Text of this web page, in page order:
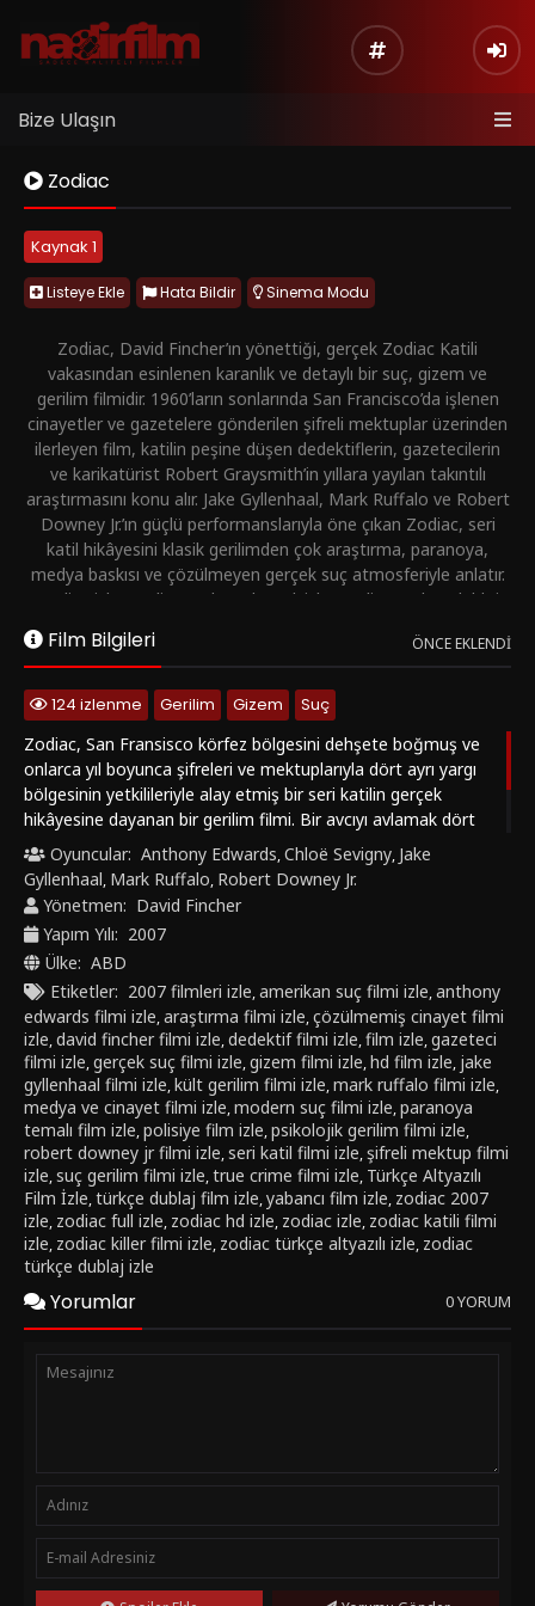
Bize Ulaşın
Zodiac
Kaynak 1
Listeye Ekle Hata Bildir Sinema Modu
Zodiac, David Fincher’ın yönettiği, gerçek Zodiac Katili
vakasından esinlenen karanlık ve detaylı bir suç, gizem ve
gerilim filmidir. 1960’ların sonlarında San Francisco’da işlenen
cinayetler ve gazetelere gönderilen şifreli mektuplar üzerinden
ilerleyen film, katilin peşine düşen dedektiflerin, gazetecilerin
ve karikatürist Robert Graysmith’in yıllara yayılan takıntılı
araştırmasını konu alır. Jake Gyllenhaal, Mark Ruffalo ve Robert
Downey Jr.’ın güçlü performanslarıyla öne çıkan Zodiac, seri
katil hikâyesini klasik gerilimden çok araştırma, paranoya,
medya baskısı ve çözülmeyen gerçek suç atmosferiyle anlatır.
Zodiac izle, Zodiac Türkçe altyazılı izle, Zodiac Türkçe dublaj
izle ve 2007 gerçek suç filmi izle arayanlar için bu modern suç
gerilimini nadirfilm1.com farkıyla keşfedebilirsiniz.
Film Bilgileri ÖNCE EKLENDI
124 izlenme Gerilim Gizem
Suç
Zodiac, San Fransisco körfez bölgesini dehşete boğmuş ve
onlarca yıl boyunca şifreleri ve mektuplarıyla dört ayrı yargı
bölgesinin yetkilileriyle alay etmiş bir seri katilin gerçek
hikâyesine dayanan bir gerilim filmi. Bir avcıyı avlamak dört
adam için bir saplantı hâlini alır; bu öyle bir saplantıdır ki onları
eski hâllerinin birer hayaletine dönüştürür, yaşamları katilin
bıraktığı sonu gelmeyen ipuçlarıyla bir kurulup bir yıkılır.
Oyuncular: Anthony Edwards,Chloë Sevigny, Jake
Gyllenhaal, Mark Ruffalo, Robert Downey Jr.
Yönetmen: David Fincher
Yapım Yılı: 2007
Ülke: ABD
Etiketler: 2007 filmleri izle,amerikan suç filmi izle,anthony
edwards filmi izle,araştırma filmi izle,çözülmemiş cinayet filmi
izle,david fincher filmi izle,dedektif filmi izle,film izle,gazeteci
filmi izle,gerçek suç filmi izle,gizem filmi izle,hd film izle, jake
gyllenhaal filmi izle,kült gerilim filmi izle,mark ruffalo filmi izle,
medya ve cinayet filmi izle,modern suç filmi izle,paranoya
temalı film izle,polisiye film izle,psikolojik gerilim filmi izle,
robert downey jr filmi izle,seri katil filmi izle,şifreli mektup filmi
izle,suç gerilim filmi izle,true crime filmi izle, Türkçe Altyazılı
Film İzle,türkçe dublaj film izle,yabancı film izle, zodiac 2007
izle, zodiac full izle, zodiac hd izle, zodiac izle, zodiac katili filmi
izle, zodiac killer filmi izle, zodiac türkçe altyazılı izle, zodiac
türkçe dublaj izle
Yorumlar 0 YORUM